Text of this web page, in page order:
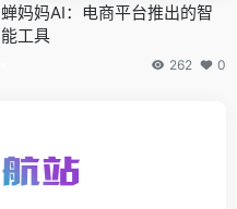
蝉妈妈AI：电商平台推出的智
能工具
262 0